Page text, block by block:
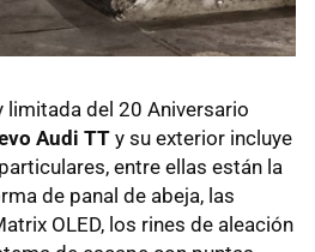
limitada del 20 Aniversario
Audi TTy su exterior incluye
entre ellas están la
de panal de abeja, las
OLED, los rines de aleación